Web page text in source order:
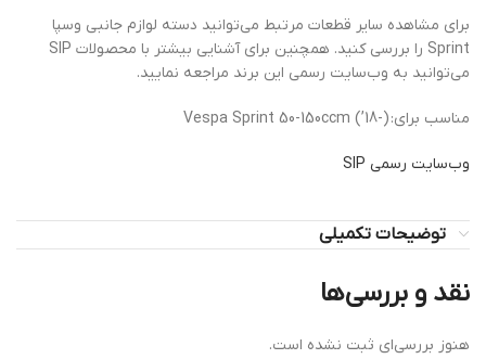
برای مشاهده سایر قطعات مرتبط می‌توانید دسته لوازم جانبی وسپا
Sprint را بررسی کنید. همچنین برای آشنایی بیشتر با محصولات SIP
می‌توانید به وب‌سایت رسمی این برند مراجعه نمایید.
مناسب برای: Vespa Sprint 50-150ccm (’18-)
وب‌سایت رسمی SIP
توضیحات تکمیلی
نقد و بررسی‌ها
هنوز بررسی‌ای ثبت نشده است.